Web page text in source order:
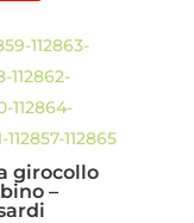
girocollo
–